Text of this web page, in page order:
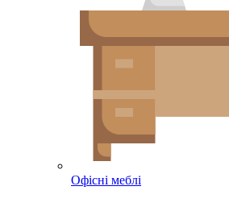
Офісні меблі